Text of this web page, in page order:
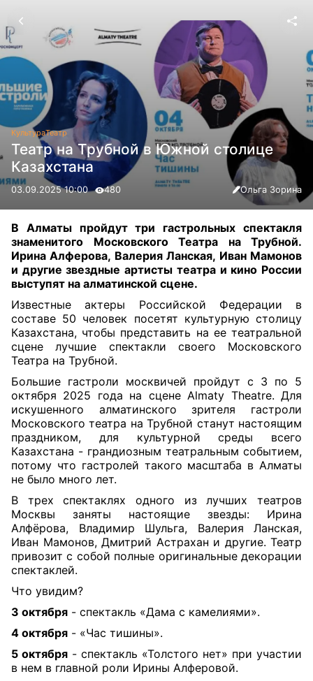
КультураТеатр
Театр на Трубной в Южной столице
Казахстана
03.09.2025 10:00 480 Ольга Зорина
В Алматы пройдут три гастрольных спектакля
знаменитого Московского Театра на Трубной.
Ирина Алферова, Валерия Ланская, Иван Мамонов
и другие звездные артисты театра и кино России
выступят на алматинской сцене.
Известные актеры Российской Федерации в
составе 50 человек посетят культурную столицу
Казахстана, чтобы представить на ее театральной
сцене лучшие спектакли своего Московского
Театра на Трубной.
Большие гастроли москвичей пройдут с 3 по 5
октября 2025 года на сцене Almaty Theatre. Для
искушенного алматинского зрителя гастроли
Московского театра на Трубной станут настоящим
праздником, для культурной среды всего
Казахстана - грандиозным театральным событием,
потому что гастролей такого масштаба в Алматы
не было много лет.
В трех спектаклях одного из лучших театров
Москвы заняты настоящие звезды: Ирина
Алфёрова, Владимир Шульга, Валерия Ланская,
Иван Мамонов, Дмитрий Астрахан и другие. Театр
привозит с собой полные оригинальные декорации
спектаклей.
Что увидим?
3 октября - спектакль «Дама с камелиями».
4 октября - «Час тишины».
5 октября - спектакль «Толстого нет» при участии
в нем в главной роли Ирины Алферовой.